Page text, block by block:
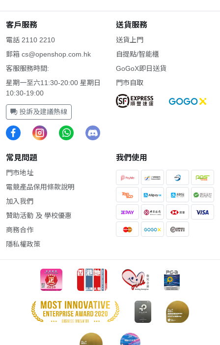
客戶服務
電話 2110 2210
郵箱 cs@openshop.com.hk
客服服務時間:
星期一至六11:30-20:00 星期日
10:30-19:00
投訴及建議熱線
送貨服務
送貨上門
自提點/智能櫃
GoGoX即日送貨
門市自取
常見問題
門市地址
電競產品保用條款說明
加入我們
贊助活動 及 學校優惠
商務合作
隱私權政策
我們使用